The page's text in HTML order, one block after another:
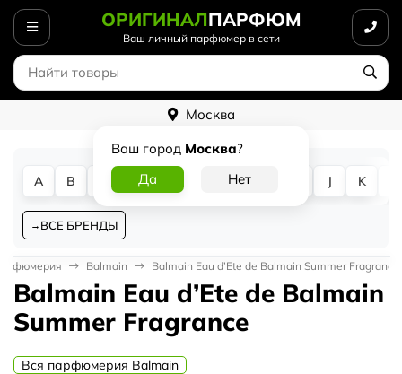
ОРИГИНАЛПАРФЮМ
Ваш личный парфюмер в сети
Москва
Ваш город Москва?
A B D G J K
ВСЕ БРЕНДЫ
Balmain Balmain Eau d’Ete de Balmain Summer Fragrance
Balmain Eau d’Ete de Balmain
Summer Fragrance
Вся парфюмерия Balmain